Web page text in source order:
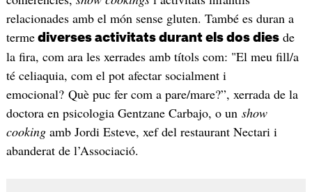
relacionades amb el món sense gluten. També es duran a
termediverses activitats durant els dos diesde
la fira, com ara les xerrades amb títols com: "El meu fill/a
té celiaquia, com el pot afectar socialment i
emocional? Què puc fer com a pare/mare?”, xerrada de la
doctora en psicologia Gentzane Carbajo, o un show
cooking amb Jordi Esteve, xef del restaurant Nectari i
abanderat de l’Associació.